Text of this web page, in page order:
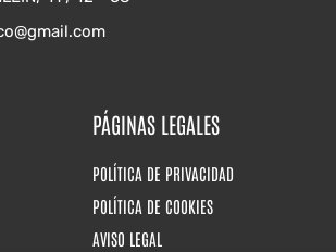
PÁGINAS LEGALES
POLÍTICA DE PRIVACIDAD
POLÍTICA DE COOKIES
AVISO LEGAL